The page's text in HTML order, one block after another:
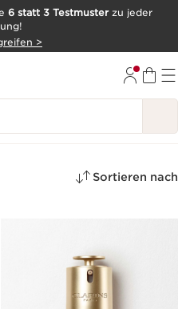
6 statt 3 Testmusterzu jeder
>
Sortieren nach